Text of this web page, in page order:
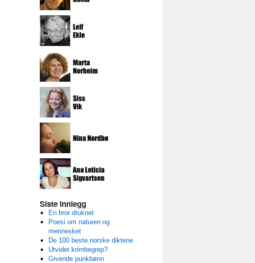
Siste innlegg
En bror druknet
Poesi om naturen og
mennesket
De 100 beste norske diktene
Utvidet krimbegrep?
Givende punkbønn